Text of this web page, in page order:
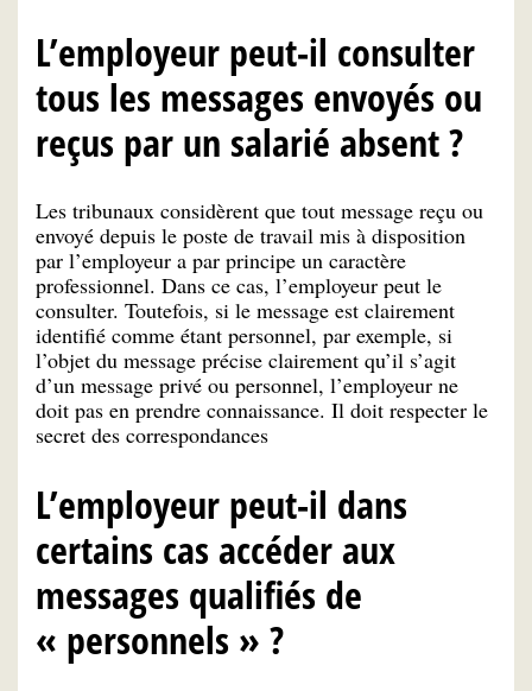
L’employeur peut-il consulter
tous les messages envoyés ou
reçus par un salarié absent ?
Les tribunaux considèrent que tout message reçu ou
envoyé depuis le poste de travail mis à disposition
par l’employeur a par principe un caractère
professionnel. Dans ce cas, l’employeur peut le
consulter. Toutefois, si le message est clairement
identifié comme étant personnel, par exemple, si
l’objet du message précise clairement qu’il s’agit
d’un message privé ou personnel, l’employeur ne
doit pas en prendre connaissance. Il doit respecter le
secret des correspondances
L’employeur peut-il dans
certains cas accéder aux
messages qualifiés de
« personnels » ?